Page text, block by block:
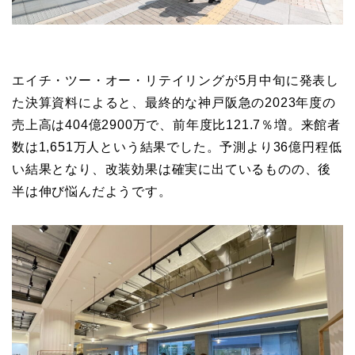
エイチ・ツー・オー・リテイリングが5月中旬に発表し
た決算資料によると、最終的な神戸阪急の2023年度の
売上高は404億2900万で、前年度比121.7％増。来館者
数は1,651万人という結果でした。予測より36億円程低
い結果となり、改装効果は確実に出ているものの、後
半は伸び悩んだようです。